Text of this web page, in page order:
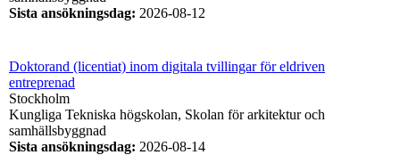
Sista ansökningsdag: 2026-08-12
Doktorand (licentiat) inom digitala tvillingar för eldriven
entreprenad
Stockholm
Kungliga Tekniska högskolan, Skolan för arkitektur och
samhällsbyggnad
Sista ansökningsdag: 2026-08-14